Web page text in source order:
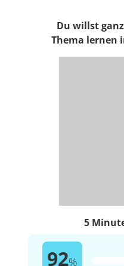
Du willst
Thema lernen
5
92%